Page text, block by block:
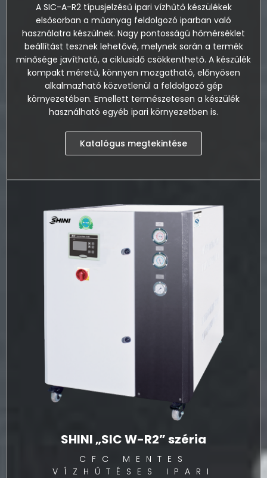
A SIC-A-R2 típusjelzésű ipari vízhűtő készülékek
elsősorban a műanyag feldolgozó iparban való
használatra készülnek. Nagy pontosságú hőmérséklet
beállítást tesznek lehetővé, melynek során a termék
minősége javítható, a ciklusidő csökkenthető. A készülék
kompakt méretű, könnyen mozgatható, előnyösen
alkalmazható közvetlenül a feldolgozó gép
környezetében. Emellett természetesen a készülék
használható egyéb ipari környezetben is.
Katalógus megtekintése
SHINI „SIC W-R2” széria
CFC MENTES
VÍZHŰTÉSES IPARI